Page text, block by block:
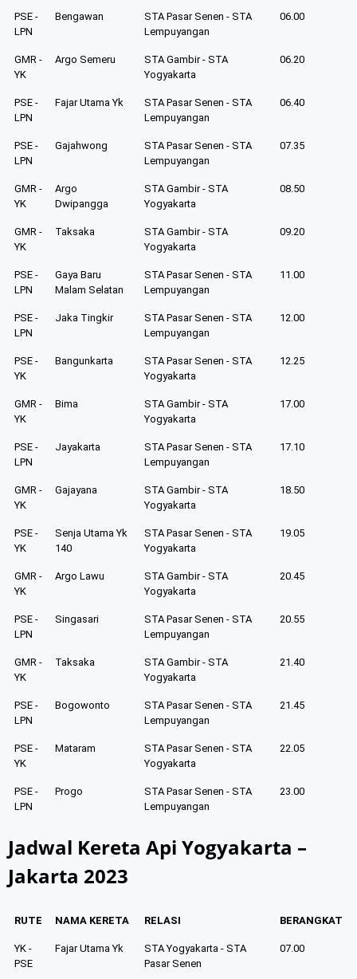
PSE -
LPN
Bengawan
STA Pasar Senen - STA
Lempuyangan
06.00
GMR -
YK
Argo Semeru
STA Gambir - STA
Yogyakarta
06.20
PSE -
LPN
Fajar Utama Yk
STA Pasar Senen - STA
Lempuyangan
06.40
PSE -
LPN
Gajahwong
STA Pasar Senen - STA
Lempuyangan
07.35
GMR -
YK
Argo
Dwipangga
STA Gambir - STA
Yogyakarta
08.50
GMR -
YK
Taksaka
STA Gambir - STA
Yogyakarta
09.20
PSE -
LPN
Gaya Baru
Malam Selatan
STA Pasar Senen - STA
Lempuyangan
11.00
PSE -
LPN
Jaka Tingkir
STA Pasar Senen - STA
Lempuyangan
12.00
PSE -
YK
Bangunkarta
STA Pasar Senen - STA
Yogyakarta
12.25
GMR -
YK
Bima
STA Gambir - STA
Yogyakarta
17.00
PSE -
LPN
Jayakarta
STA Pasar Senen - STA
Lempuyangan
17.10
GMR -
YK
Gajayana
STA Gambir - STA
Yogyakarta
18.50
PSE -
YK
Senja Utama Yk
140
STA Pasar Senen - STA
Yogyakarta
19.05
GMR -
YK
Argo Lawu
STA Gambir - STA
Yogyakarta
20.45
PSE -
LPN
Singasari
STA Pasar Senen - STA
Lempuyangan
20.55
GMR -
YK
Taksaka
STA Gambir - STA
Yogyakarta
21.40
PSE -
LPN
Bogowonto
STA Pasar Senen - STA
Lempuyangan
21.45
PSE -
YK
Mataram
STA Pasar Senen - STA
Yogyakarta
22.05
PSE -
LPN
Progo
STA Pasar Senen - STA
Lempuyangan
23.00
Jadwal Kereta Api Yogyakarta –
Jakarta 2023
RUTE NAMA KERETA RELASI BERANGKAT
YK -
PSE
Fajar Utama Yk
STA Yogyakarta - STA
Pasar Senen
07.00